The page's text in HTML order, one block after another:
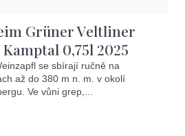
Grüner Veltliner
0,75l 2025
se sbírají ručně na
až do 380 m n. m. v okolí
Ve vůni grep,...